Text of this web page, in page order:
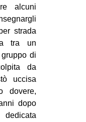
alcuni
strada
tra un
di
da
uccisa
dovere,
dopo